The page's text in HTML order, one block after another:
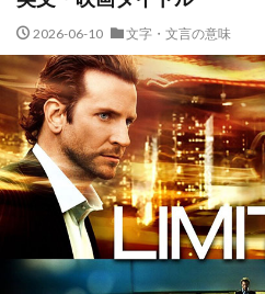
2026-06-10 文字・文言の意味